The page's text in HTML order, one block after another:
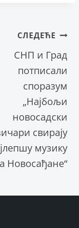
СЛЕДЕЋЕ
СНП и Град
потписали
споразум
„Најбољи
новосадски
свирају
музику
Новосађане“